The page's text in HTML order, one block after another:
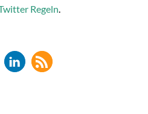
Regeln